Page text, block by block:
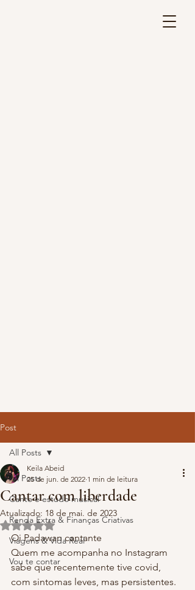
Post
All Posts
Canto e estudo musical
Renda Extra & Finanças Criativas
Viagens & Vida Real
Vou te contar
All Posts
Cantar com liberdade
Keila Abeid
25 de jun. de 2022 1 min de leitura
Atualizado: 18 de mai. de 2023
Avaliado com NaN de 5 estrelas.
Oi Padawan cantante
Quem me acompanha no Instagram
sabe que recentemente tive covid,
com sintomas leves, mas persistentes.